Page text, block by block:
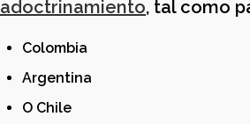
adoctrinamiento, tal como
Colombia
Argentina
O Chile